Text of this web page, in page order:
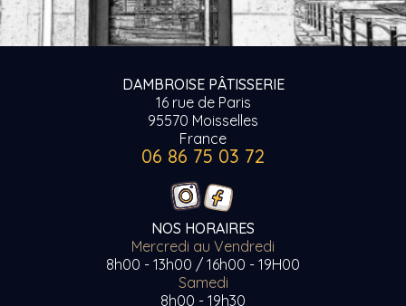
DAMBROISE PÂTISSERIE
16 rue de Paris
95570 Moisselles
France
06 86 75 03 72
NOS HORAIRES
Mercredi au Vendredi
8h00 - 13h00 / 16h00 - 19H00
Samedi
8h00 - 19h30